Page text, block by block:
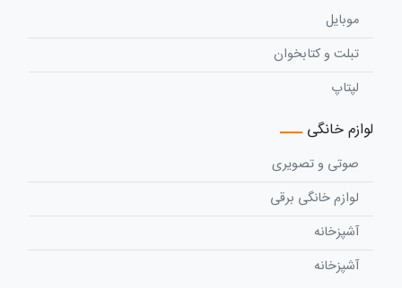
موبایل
تبلت و کتابخوان
لپتاپ
لوازم خانگی
صوتی و تصویری
لوازم خانگی برقی
آشپزخانه
آشپزخانه